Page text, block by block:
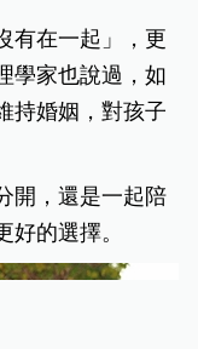
有在一起」，更
學家也說過，如
持婚姻，對孩子
開，還是一起陪
的選擇。